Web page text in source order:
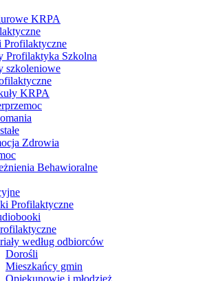
KRPA
Profilaktyczne
Profilaktyka Szkolna
szkoleniowe
KRPA
Zdrowia
Behawioralne
Profilaktyczne
według odbiorców
Dorośli
Mieszkańcy gmin